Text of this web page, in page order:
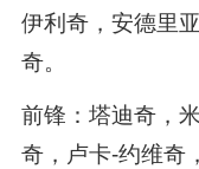
伊利奇，安德里
奇。
前锋：塔迪奇，
奇，卢卡-约维奇